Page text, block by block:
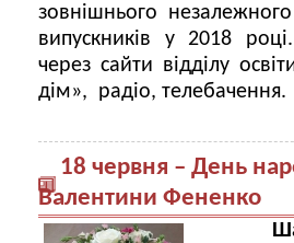
зовнішнього
випускників у 2018
через сайти відділу
дім», радіо, телебачення.
18 червня – День
Валентини Фененко